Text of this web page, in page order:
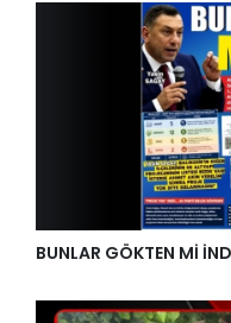
BUNLAR GÖKTEN Mİ